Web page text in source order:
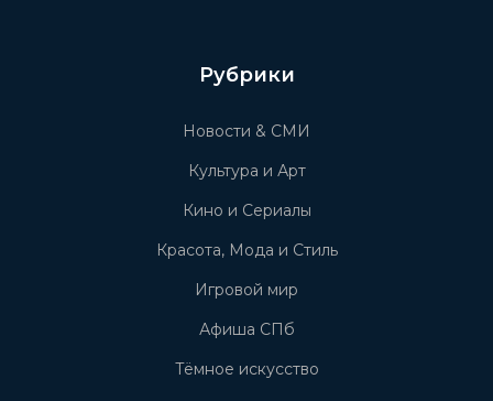
Рубрики
Новости & СМИ
Культура и Арт
Кино и Сериалы
Красота, Мода и Стиль
Игровой мир
Афиша СПб
Тёмное искусство